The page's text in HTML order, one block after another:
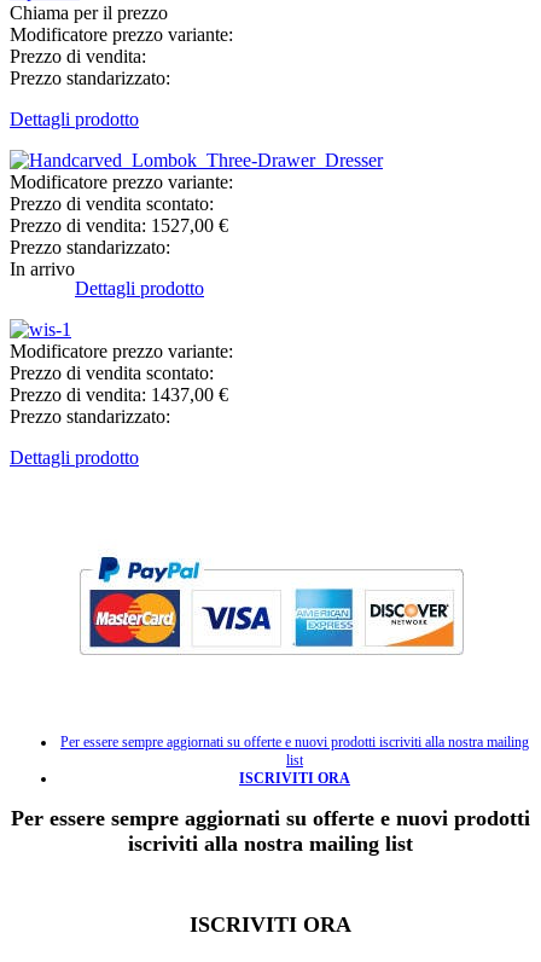
Chiama per il prezzo
Modificatore prezzo variante:
Prezzo di vendita:
Prezzo standarizzato:
Dettagli prodotto
Modificatore prezzo variante:
Prezzo di vendita scontato:
Prezzo di vendita: 1527,00 €
Prezzo standarizzato:
In arrivo
Dettagli prodotto
Modificatore prezzo variante:
Prezzo di vendita scontato:
Prezzo di vendita: 1437,00 €
Prezzo standarizzato:
Dettagli prodotto
Per essere sempre aggiornati su offerte e nuovi prodotti iscriviti alla nostra mailing
list
ISCRIVITI ORA
Per essere sempre aggiornati su offerte e nuovi prodotti
iscriviti alla nostra mailing list
ISCRIVITI ORA